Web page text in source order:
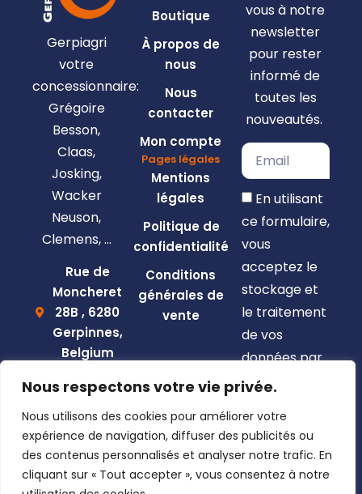
Nous respectons votre vie privée.
Nous utilisons des cookies pour améliorer votre
expérience de navigation, diffuser des publicités ou
des contenus personnalisés et analyser notre trafic. En
cliquant sur « Tout accepter », vous consentez à notre
Gerpiagri
votre
concessionnaire:
Grégoire
Besson,
Claas,
Josking,
Wacker
Neuson,
Clemens, …
Rue de
Moncheret
28B , 6280
Gerpinnes,
Belgium
58 12 94
marcellin@gerpiagri.be
0793.946.582
Boutique
À propos de
nous
Nous
contacter
Mon compte
Pages légales
Mentions
légales
Politique de
confidentialité
Conditions
générales de
vente
vous à notre
newsletter
pour rester
informé de
toutes les
nouveautés.
En utilisant
ce formulaire,
vous
acceptez le
stockage et
le traitement
de vos
données par
ce site web.
S'inscrire